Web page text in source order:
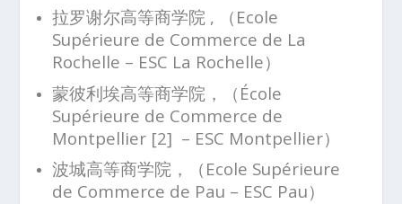
拉罗谢尔高等商学院 , （Ecole
Supérieure de Commerce de La
Rochelle – ESC La Rochelle）
蒙彼利埃高等商学院，（École
Supérieure de Commerce de
Montpellier [2] – ESC Montpellier）
波城高等商学院，（Ecole Supérieure
de Commerce de Pau – ESC Pau）